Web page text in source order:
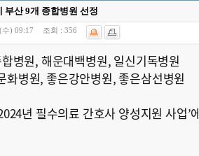
산 9개 종합병원 선정
) 09:17 조회 : 356
병원, 해운대백병원, 일신기독병원
병원, 좋은강안병원, 좋은삼선병원
년 필수의료 간호사 양성지원 사업’